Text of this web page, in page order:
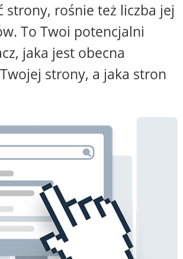
strony, rośnie też liczba jej
To Twoi potencjalni
jaka jest obecna
strony, a jaka stron